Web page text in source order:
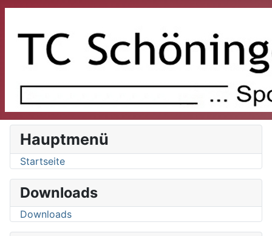
Hauptmenü
Startseite
Downloads
Downloads